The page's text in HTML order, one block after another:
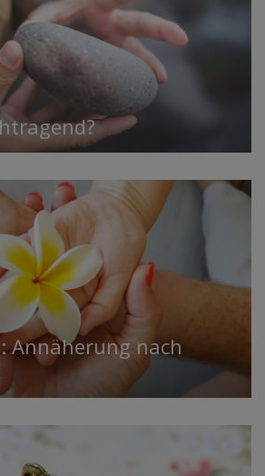
Annäherung nach